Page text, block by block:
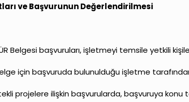
ve Başvurunun Değerlendirilmesi
Belgesi başvuruları, işletmeyi temsile yetkili
için başvuruda bulunulduğu işletme
projelere ilişkin başvurularda, başvuruya konu